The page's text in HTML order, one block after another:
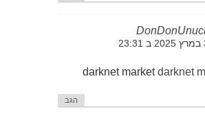
darknet marketdarknet
הגב